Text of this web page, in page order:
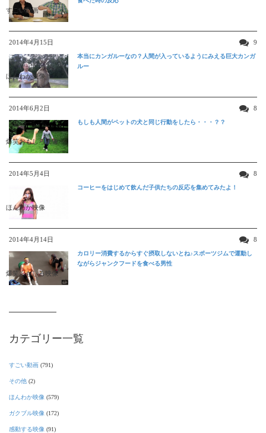
すごい動画
2014年4月15日 9
ほんわか映像
本当にカンガルーなの？人間が入っているようにみえる巨大カンガ
ルー
2014年6月2日 8
爆笑おもしろ映像
もしも人間がペットの犬と同じ行動をしたら・・・？？
2014年5月4日 8
ほんわか映像
コーヒーをはじめて飲んだ子供たちの反応を集めてみたよ！
2014年4月14日 8
爆笑おもしろ映像
カロリー消費するからすぐ摂取しないとね♪スポーツジムで運動し
ながらジャンクフードを食べる男性
カテゴリー一覧
すごい動画 (791)
その他 (2)
ほんわか映像 (579)
ガクブル映像 (172)
感動する映像 (91)